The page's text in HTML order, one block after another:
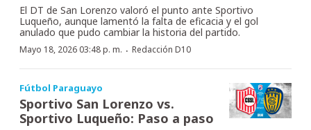
El DT de San Lorenzo valoró el punto ante Sportivo
Luqueño, aunque lamentó la falta de eficacia y el gol
anulado que pudo cambiar la historia del partido.
Mayo 18, 2026 03:48 p. m. · Redacción D10
Fútbol Paraguayo
Sportivo San Lorenzo vs.
Sportivo Luqueño: Paso a paso